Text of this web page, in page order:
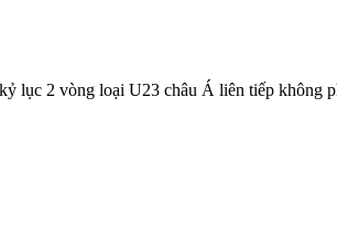
2 vòng loại U23 châu Á liên tiếp không